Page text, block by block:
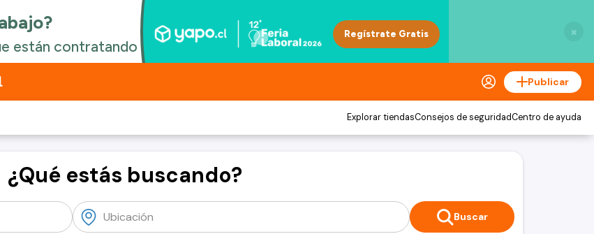
×
Publicar
Explorar tiendasConsejos de seguridadCentro de ayuda
¿Qué estás buscando?
Buscar